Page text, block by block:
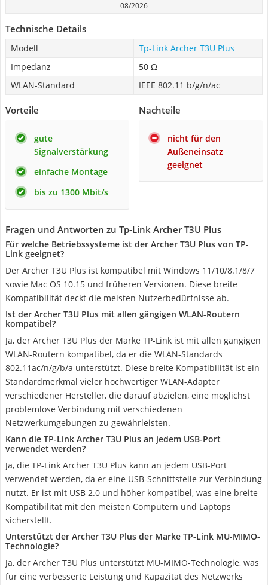
08/2026
Technische Details
Modell
Tp-Link Archer T3U Plus
Impedanz
50 Ω
WLAN-Standard
IEEE 802.11 b/g/n/ac
Vorteile
gute
Signalverstärkung
einfache Montage
bis zu 1300 Mbit/s
Nachteile
nicht für den
Außeneinsatz
geeignet
Fragen und Antworten zu Tp-Link Archer T3U Plus
Für welche Betriebssysteme ist der Archer T3U Plus von TP-
Link geeignet?
Der Archer T3U Plus ist kompatibel mit Windows 11/10/8.1/8/7
sowie Mac OS 10.15 und früheren Versionen. Diese breite
Kompatibilität deckt die meisten Nutzerbedürfnisse ab.
Ist der Archer T3U Plus mit allen gängigen WLAN-Routern
kompatibel?
Ja, der Archer T3U Plus der Marke TP-Link ist mit allen gängigen
WLAN-Routern kompatibel, da er die WLAN-Standards
802.11ac/n/g/b/a unterstützt. Diese breite Kompatibilität ist ein
Standardmerkmal vieler hochwertiger WLAN-Adapter
verschiedener Hersteller, die darauf abzielen, eine möglichst
problemlose Verbindung mit verschiedenen
Netzwerkumgebungen zu gewährleisten.
Kann die TP-Link Archer T3U Plus an jedem USB-Port
verwendet werden?
Ja, die TP-Link Archer T3U Plus kann an jedem USB-Port
verwendet werden, da er eine USB-Schnittstelle zur Verbindung
nutzt. Er ist mit USB 2.0 und höher kompatibel, was eine breite
Kompatibilität mit den meisten Computern und Laptops
sicherstellt.
Unterstützt der Archer T3U Plus der Marke TP-Link MU-MIMO-
Technologie?
Ja, der Archer T3U Plus unterstützt MU-MIMO-Technologie, was
für eine verbesserte Leistung und Kapazität des Netzwerks